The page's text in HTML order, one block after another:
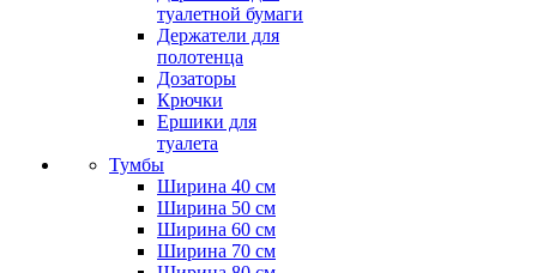
туалетной бумаги
Держатели для
полотенца
Дозаторы
Крючки
Ершики для
туалета
Тумбы
Ширина 40 см
Ширина 50 см
Ширина 60 см
Ширина 70 см